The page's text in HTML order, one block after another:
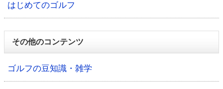
はじめてのゴルフ
その他のコンテンツ
ゴルフの豆知識・雑学